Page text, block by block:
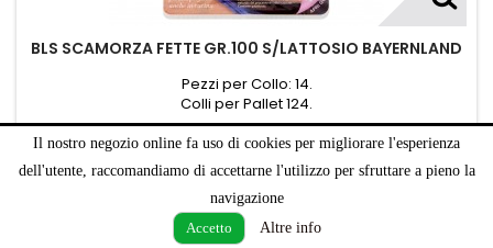
Il nostro negozio online fa uso di cookies per migliorare l'esperienza
dell'utente, raccomandiamo di accettarne l'utilizzo per sfruttare a pieno la
navigazione
Accetto
Altre info
BLS SCAMORZA FETTE GR.100 S/LATTOSIO BAYERNLAND
Pezzi per Collo: 14.
Colli per Pallet 124.
Quantity
Composizione